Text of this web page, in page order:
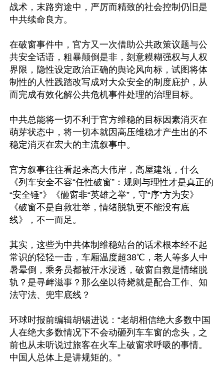
战术，末路穷途中，严厉而精致的社会控制仍旧是
中共续命良方。
在破窗事件中，官方又一次借助公共政策议题与公
共安全话语，粗暴颠倒是非，刻意糢糊强权与人权
界限，隐性设定政治正确的舆论风向标，试图将体
制性的人性践踏改写成对大众安全的制度庇护，从
而完成有效化解公共危机事件处理的治理目标。
中共总能将一切不利于官方维稳的目标因素消灭在
萌芽状态中，将一切本就因高压维稳才产生出的不
稳定消灭在宏大的主流叙事中。
官方叙事往往看起来高大伟岸，高屋建瓴，什么
《列车安全不容“任性破窗”：规则与理性才是真正的
“安全锤”》《砸窗非“英雄之举”，守“序”方为安》
《破窗不是自救壮举，情绪脱轨更不能没有底
线》，不一而足。
其实，这些为中共体制维稳站台的话术根本经不起
常识的轻轻一击，车厢温度超38℃，老人等多人中
暑晕倒，乘务员都被汗水浸透，破窗自救是情绪脱
轨？是寻衅滋事？那么坐以待毙就是配合工作、知
法守法、兜牢底线？
环球时报前编辑胡锡进说：“老胡相信绝大多数中国
人在绝大多数情况下不会动砸列车车窗的念头，之
前也从未听说过旅客在火车上破窗求呼吸的事情。
中国人总体上是讲规矩的。”